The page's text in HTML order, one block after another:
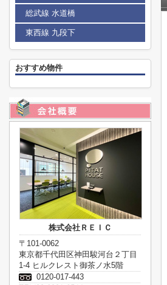
総武線 水道橋
東西線 九段下
おすすめ物件
株式会社ＲＥＩＣ
〒101-0062
東京都千代田区神田駿河台２丁目
1-4 ヒルクレスト御茶ノ水5階
0120-017-443